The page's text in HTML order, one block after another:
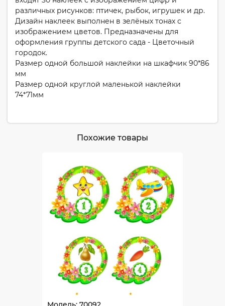
различных рисунков: птичек, рыбок, игрушек и др.
Дизайн наклеек выполнен в зелёных тонах с
изображением цветов. Предназначены для
оформления группы детского сада - Цветочный
городок.
Размер одной большой наклейки на шкафчик 90*86
мм
Размер одной круглой маленькой наклейки
74*71мм
Похожие товары